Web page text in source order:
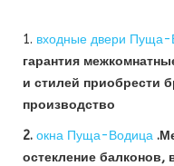
1. входные двери Пуща-
гарантия
и стилей приобрести
производство
2. окна Пуща-Водица
остекление балконов,